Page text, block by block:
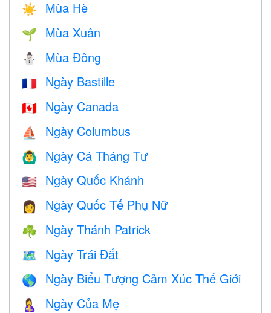
☀️ Mùa Hè
🌱 Mùa Xuân
⛄ Mùa Đông
🇫🇷 Ngày Bastille
🇨🇦 Ngày Canada
⛵️ Ngày Columbus
🙆‍♂️ Ngày Cá Tháng Tư
🇺🇸 Ngày Quốc Khánh
👩 Ngày Quốc Tế Phụ Nữ
☘️ Ngày Thánh Patrick
🗺️ Ngày Trái Đất
🌎 Ngày Biểu Tượng Cảm Xúc Thế Giới
🤱 Ngày Của Mẹ